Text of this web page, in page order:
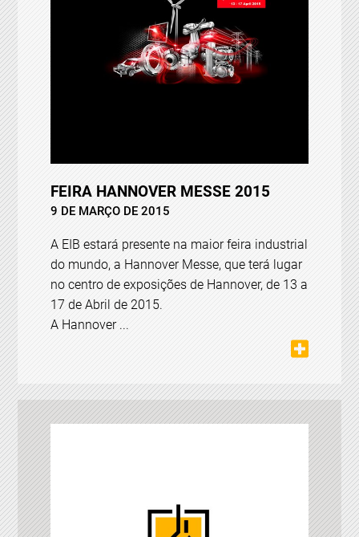
FEIRA HANNOVER MESSE 2015
9 DE MARÇO DE 2015
A EIB estará presente na maior feira industrial
do mundo, a Hannover Messe, que terá lugar
no centro de exposições de Hannover, de 13 a
17 de Abril de 2015.
A Hannover ...